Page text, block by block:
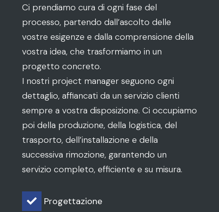
Ci prendiamo cura di ogni fase del
processo, partendo dall’ascolto delle
vostre esigenze e dalla comprensione della
vostra idea, che trasformiamo in un
progetto concreto.
I nostri project manager seguono ogni
dettaglio, affiancati da un servizio clienti
sempre a vostra disposizione. Ci occupiamo
poi della produzione, della logistica, del
trasporto, dell’installazione e della
successiva rimozione, garantendo un
servizio completo, efficiente e su misura.
 Progettazione